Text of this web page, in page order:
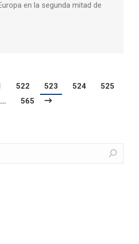
en la segunda mitad de
522 523 524
525
…
565